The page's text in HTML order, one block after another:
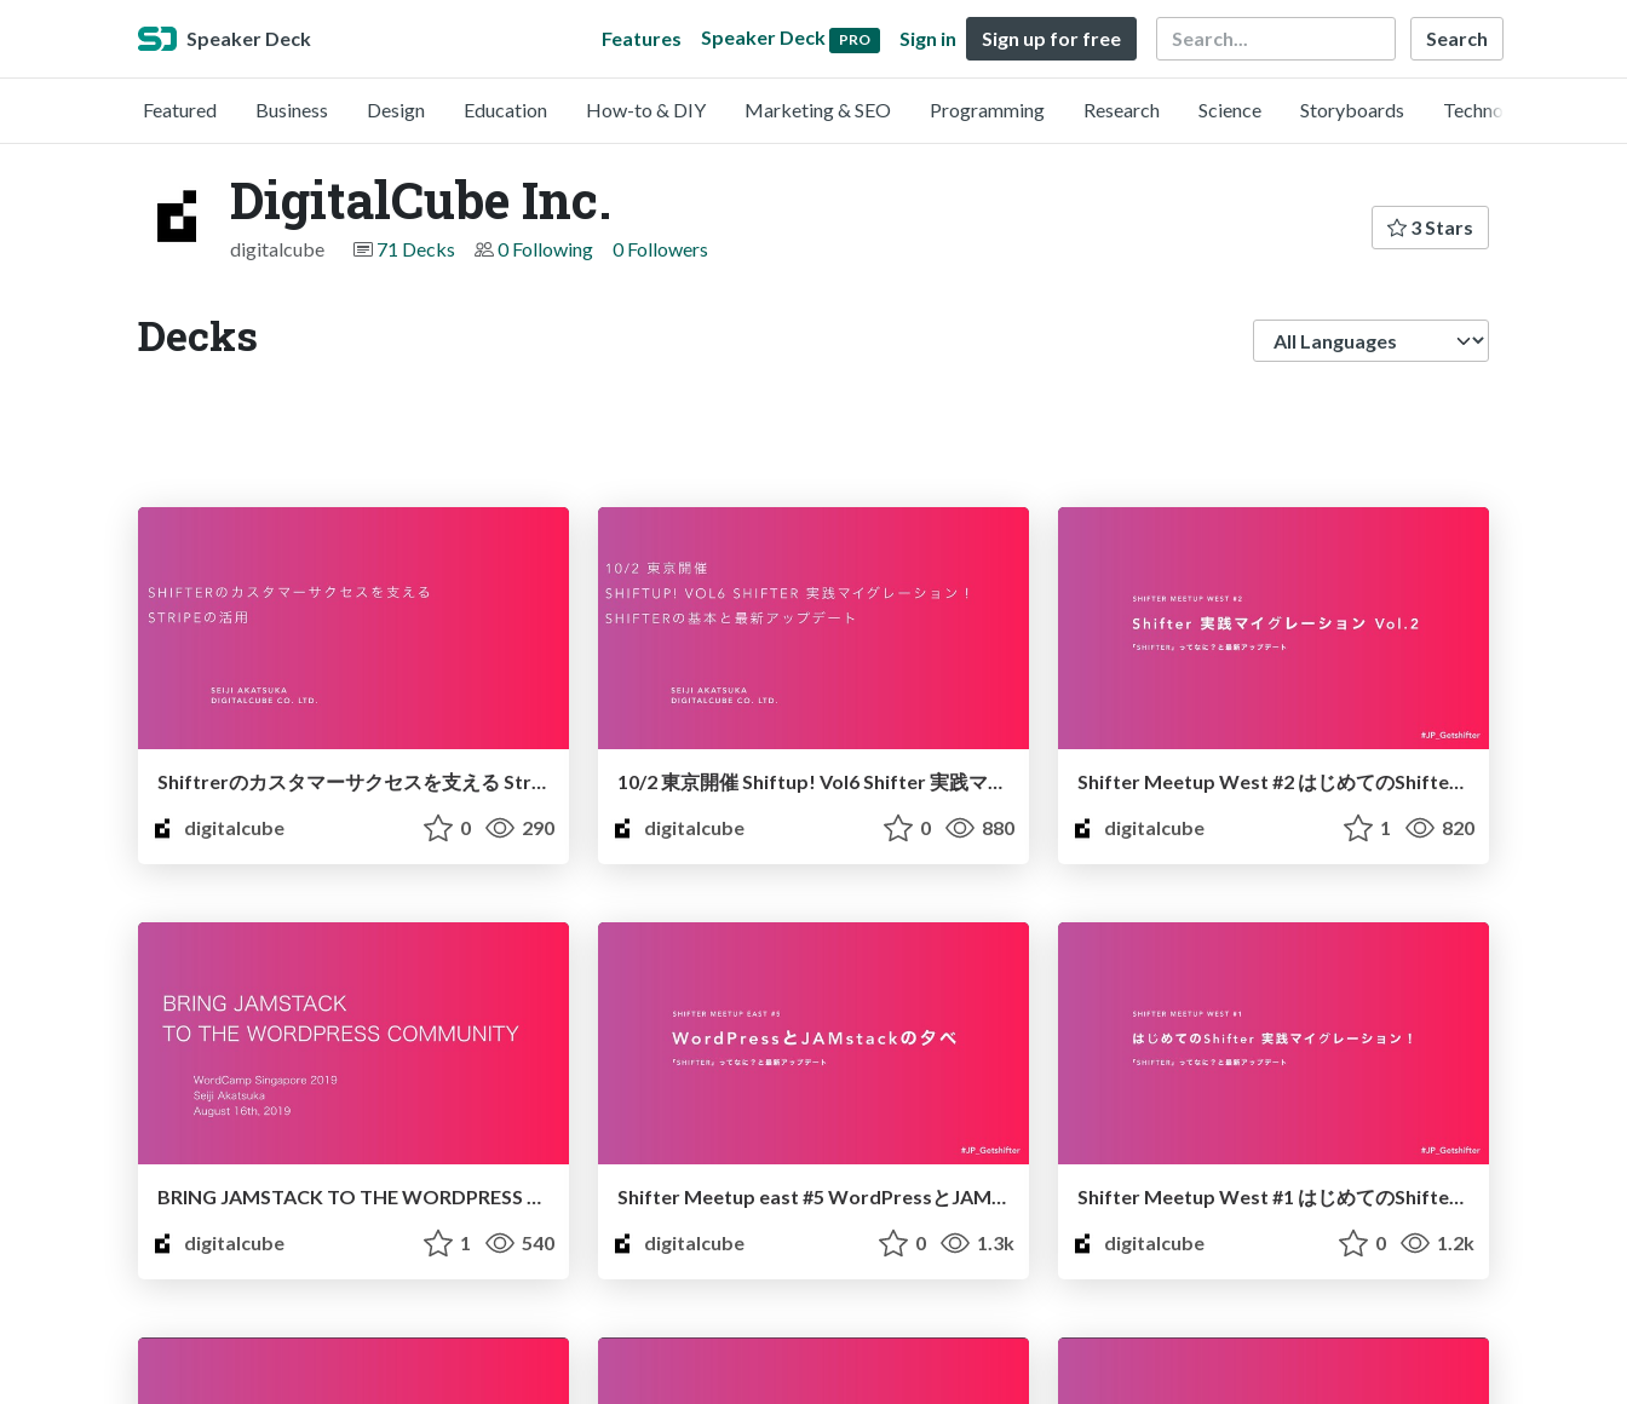
Speaker Deck Features Speaker Deck PRO Sign in Sign up for free Search
Featured Business Design Education How-to & DIY Marketing & SEO Programming Research Science Storyboards Technology
DigitalCube Inc.
digitalcube 71 Decks 0 Following 0 Followers
3 Stars
Decks
Shiftrerのカスタマーサクセスを支える Stripeの活用
digitalcube
0 290
10/2 東京開催 Shiftup! Vol6 Shifter 実践マイグレーション！Shifterの基本と最新アップデート
digitalcube
0 880
Shifter Meetup West #2 はじめてのShifter 実践マイグレーションvol.2！
digitalcube
1 820
BRING JAMSTACK TO THE WORDPRESS COMMUNITY
digitalcube
1 540
Shifter Meetup east #5 WordPressとJAMstackの夕べ
digitalcube
0 1.3k
Shifter Meetup West #1 はじめてのShifter 実践マイグレーション!
digitalcube
0 1.2k